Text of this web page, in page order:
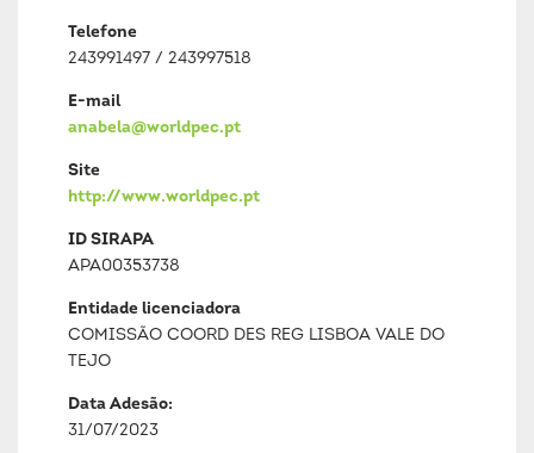
Telefone
243991497 / 243997518
E-mail
anabela@worldpec.pt
Site
http://www.worldpec.pt
ID SIRAPA
APA00353738
Entidade licenciadora
COMISSÃO COORD DES REG LISBOA VALE DO
TEJO
Data Adesão:
31/07/2023